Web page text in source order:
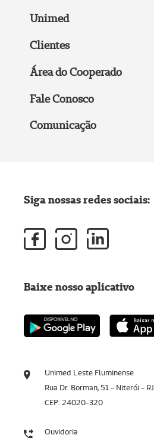
Unimed
Clientes
Área do Cooperado
Fale Conosco
Comunicação
Unimed Leste Fluminense
Rua Dr. Borman, 51 - Niterói - RJ
CEP: 24020-320
Ouvidoria
Siga nossas redes sociais:
Baixe nosso aplicativo